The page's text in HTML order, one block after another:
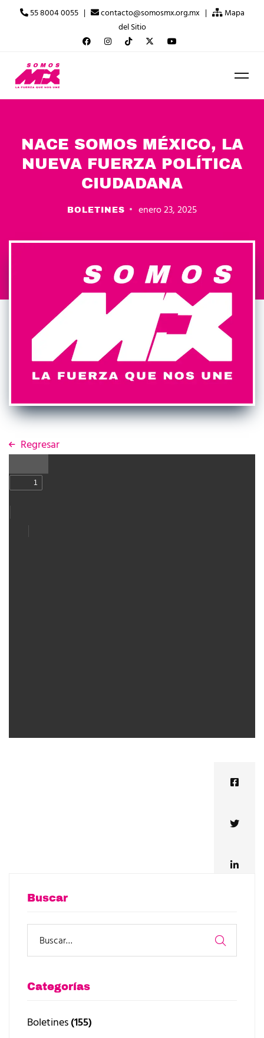
55 8004 0055 | contacto@somosmx.org.mx |
Mapa
del Sitio
NACE SOMOS MÉXICO, LA
NUEVA FUERZA POLÍTICA
CIUDADANA
BOLETINES enero 23, 2025
Regresar
Buscar
Categorías
Boletines(155)